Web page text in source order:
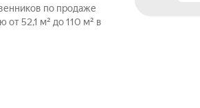
по продаже
52,1 м² до 110 м² в